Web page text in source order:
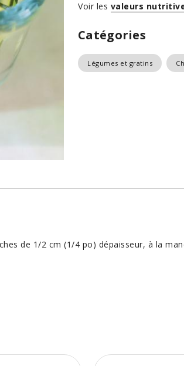
Voir les valeurs
Catégories
Légumes et gratins
de 1/2 cm (1/4 po) dépaisseur, à la